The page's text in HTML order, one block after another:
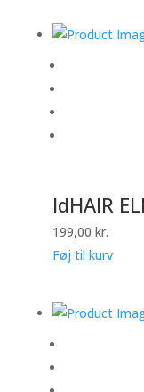
IdHAIR
199,00 kr.
Føj til kurv